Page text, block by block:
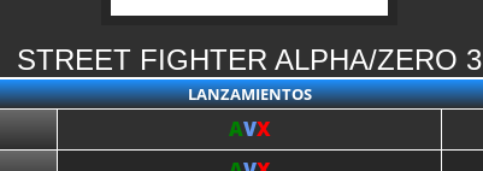
STREET FIGHTER ALPHA/ZERO 3
LANZAMIENTOS
AVX